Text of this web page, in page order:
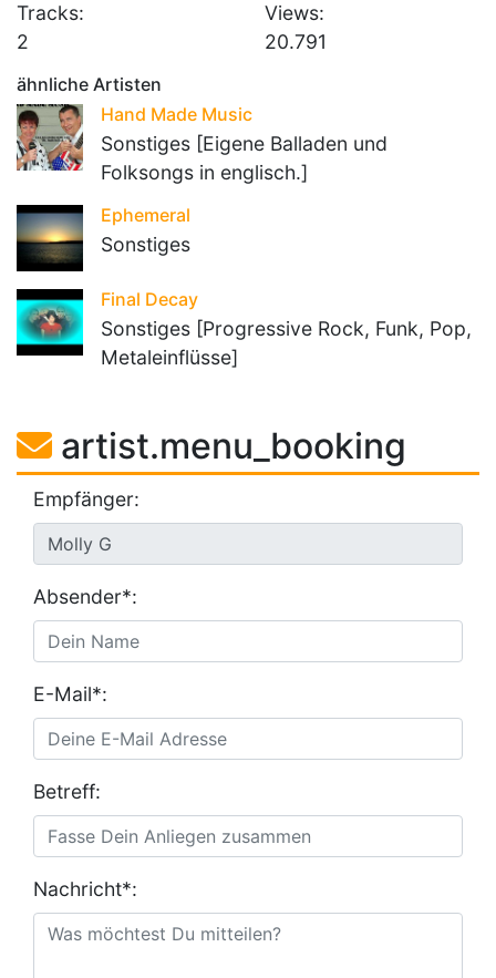
Tracks:
2
Views:
20.791
ähnliche Artisten
Hand Made Music
Sonstiges [Eigene Balladen und
Folksongs in englisch.]
Ephemeral
Sonstiges
Final Decay
Sonstiges [Progressive Rock, Funk, Pop,
Metaleinflüsse]
artist.menu_booking
Empfänger:
Absender*:
E-Mail*:
Betreff:
Nachricht*: